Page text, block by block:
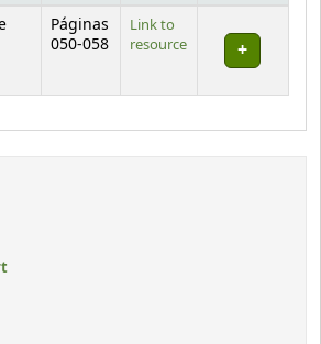
Páginas
050-058
Link to
resource